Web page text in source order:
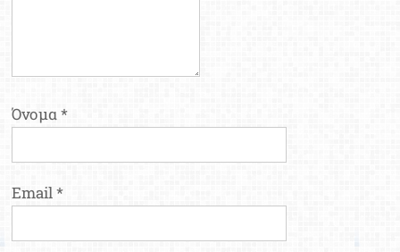
Όνομα*
Email*